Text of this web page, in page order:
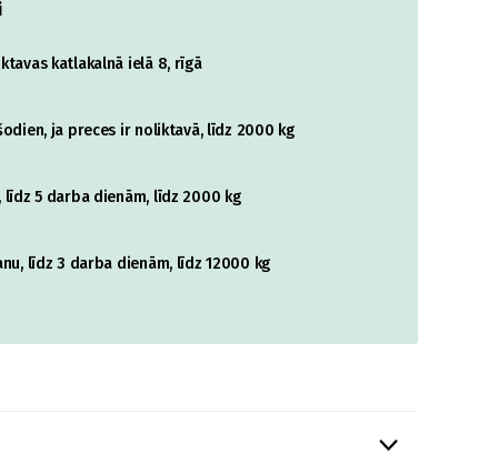
katlakalnā ielā 8, rīgā
ja preces ir noliktavā, līdz 2000 kg
5 darba dienām, līdz 2000 kg
līdz 3 darba dienām, līdz 12000 kg